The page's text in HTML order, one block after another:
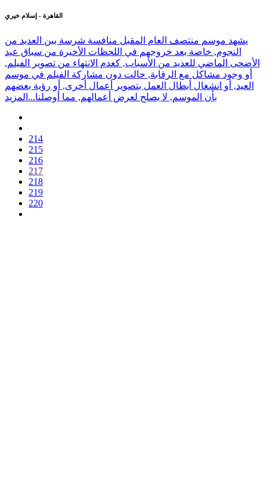
القاهرة - إسلام خيري
يشهد موسم منتصف العام المقبل منافسة شرسة بين العديد من
النجوم, خاصة بعد خروجهم في اللحظات الأخيرة من سباق عيد
الأضحى الماضي للعديد من الأسباب, كعدم الانتهاء من تصوير الفيلم,
أو وجود مشاكل مع الرقابة, حالت دون مشاركة الفيلم في موسم
العيد, أو انشغال أبطال العمل بتصوير أعمال أخرى, أو رؤية بعضهم
بأن الموسم, لا يصلح لعرض أعمالهم, مما أوصلنا... المزيد
214
215
216
217
218
219
220